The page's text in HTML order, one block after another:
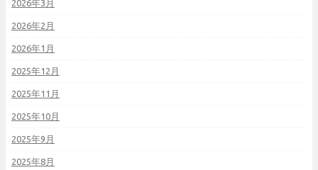
2026年3月
2026年2月
2026年1月
2025年12月
2025年11月
2025年10月
2025年9月
2025年8月